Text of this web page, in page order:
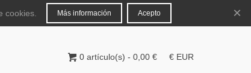
Español Iniciar sesión
0 artículo(s) - 0,00 € € EUR
cookies. Más información Acepto ×